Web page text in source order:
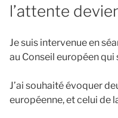
l’attente
Je suis intervenue en
au Conseil européen
J’ai souhaité évoquer
européenne, et celui de